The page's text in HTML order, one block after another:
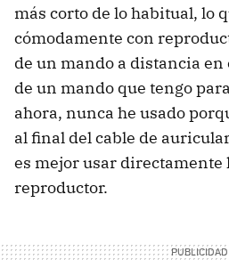
más corto de lo habitual, lo
cómodamente con
de un mando a distancia en
de un mando que tengo
ahora, nunca he usado
al final del cable de
es mejor usar directamente
reproductor.